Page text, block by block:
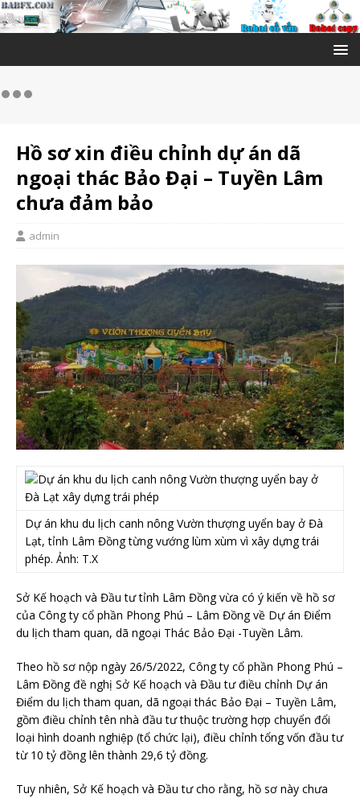
Hồ sơ xin điều chỉnh dự án dã
ngoại thác Bảo Đại – Tuyền Lâm
chưa đảm bảo
admin
Dự án khu du lịch canh nông Vườn thượng uyển bay ở Đà
Lạt, tỉnh Lâm Đồng từng vướng lùm xùm vì xây dựng trái
phép. Ảnh: T.X
Sở Kế hoạch và Đầu tư tỉnh Lâm Đồng vừa có ý kiến về hồ sơ
của Công ty cổ phần Phong Phú – Lâm Đồng về Dự án Điểm
du lịch tham quan, dã ngoại Thác Bảo Đại -Tuyền Lâm.
Theo hồ sơ nộp ngày 26/5/2022, Công ty cổ phần Phong Phú –
Lâm Đồng đề nghị Sở Kế hoạch và Đầu tư điều chỉnh Dự án
Điểm du lịch tham quan, dã ngoại thác Bảo Đại – Tuyền Lâm,
gồm điều chỉnh tên nhà đầu tư thuộc trường hợp chuyển đổi
loại hình doanh nghiệp (tổ chức lại), điều chỉnh tổng vốn đầu tư
từ 10 tỷ đồng lên thành 29,6 tỷ đồng.
Tuy nhiên, Sở Kế hoạch và Đầu tư cho rằng, hồ sơ này chưa